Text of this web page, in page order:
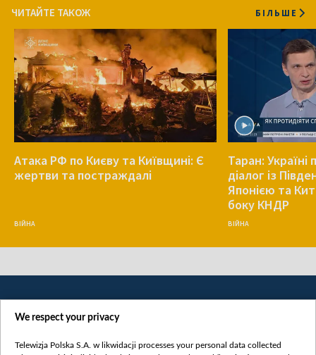
ЧИТАЙТЕ ТАКОЖ БІЛЬШЕ
Атака РФ по Києву та Київщині: Є
жертви та постраждалі
ВІЙНА
Таран: Україні
діалог із
Японією та
боку КНДР
ВІЙНА
We respect your privacy
Telewizja Polska S.A. w likwidacji processes your personal data collected